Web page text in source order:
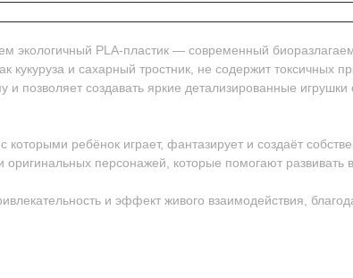
экологичный PLA-пластик — современный
кукуруза и сахарный тростник, не содержит токсичных
позволяет создавать яркие детализированные
ребёнок играет, фантазирует и создаёт
персонажей, которые помогают
и эффект живого взаимодействия,